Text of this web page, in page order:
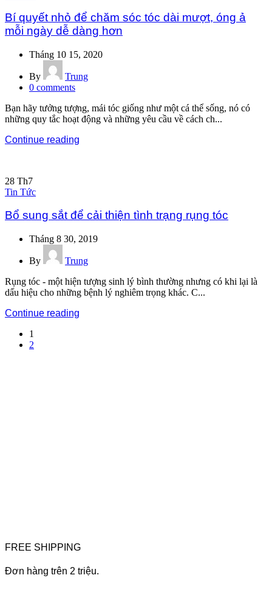
Bí quyết nhỏ để chăm sóc tóc dài mượt, óng ả
mỗi ngày dễ dàng hơn
Tháng 10 15, 2020
By
Trung
0 comments
Bạn hãy tưởng tượng, mái tóc giống như một cá thể sống, nó có
những quy tắc hoạt động và những yêu cầu về cách ch...
Continue reading
28 Th7
Tin Tức
Bổ sung sắt để cải thiện tình trạng rụng tóc
Tháng 8 30, 2019
By
Trung
Rụng tóc - một hiện tượng sinh lý bình thường nhưng có khi lại là
dấu hiệu cho những bệnh lý nghiêm trọng khác. C...
Continue reading
1
2
FREE SHIPPING
Đơn hàng trên 2 triệu.